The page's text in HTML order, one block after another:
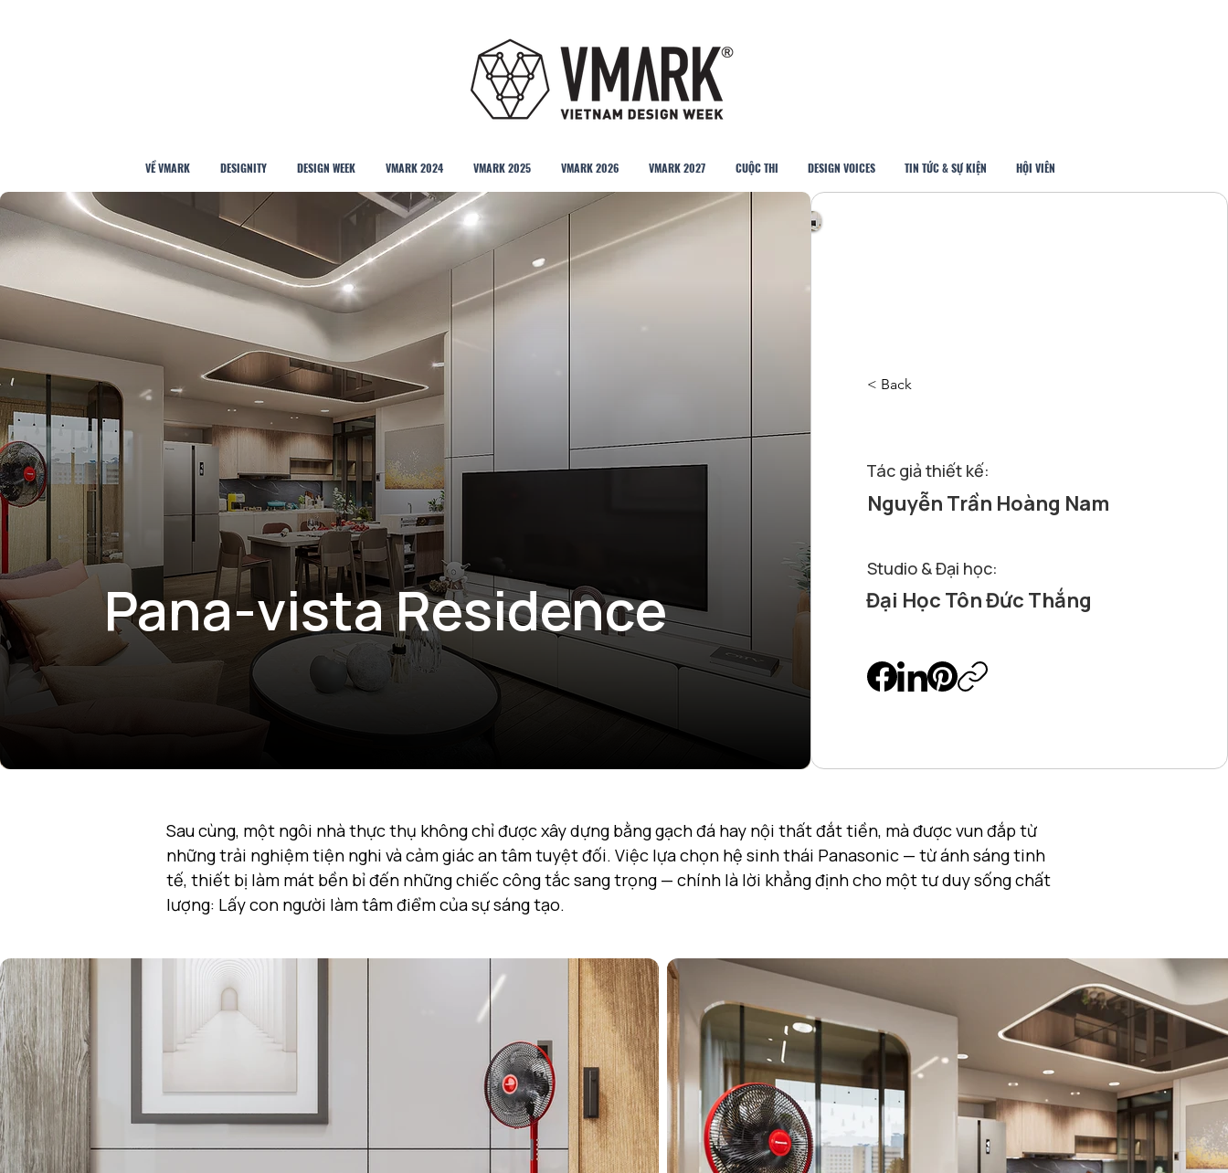
VỀ VMARK DESIGNITY DESIGN WEEK VMARK 2024 VMARK 2025 VMARK 2026 VMARK 2027 CUỘC THI DESIGN VOICES TIN TỨC & SỰ KIỆN HỘI VIÊN
Pana-vista Residence
< Back
Tác giả thiết kế:
Nguyễn Trần Hoàng Nam
Studio & Đại học:
Đại Học Tôn Đức Thắng
Sau cùng, một ngôi nhà thực thụ không chỉ được xây dựng bằng gạch đá hay nội thất đắt tiền, mà được vun đắp từ
những trải nghiệm tiện nghi và cảm giác an tâm tuyệt đối. Việc lựa chọn hệ sinh thái Panasonic — từ ánh sáng tinh
tế, thiết bị làm mát bền bỉ đến những chiếc công tắc sang trọng — chính là lời khẳng định cho một tư duy sống chất
lượng: Lấy con người làm tâm điểm của sự sáng tạo.